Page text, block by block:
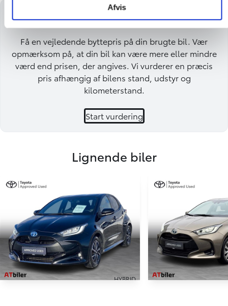
Afvis
Få en byttepris på din bil
Få en vejledende byttepris på din brugte bil. Vær
opmærksom på, at din bil kan være mere eller mindre
værd end prisen, der angives. Vi vurderer en præcis
pris afhængig af bilens stand, udstyr og
kilometerstand.
Start vurdering
Lignende biler
HYBRID